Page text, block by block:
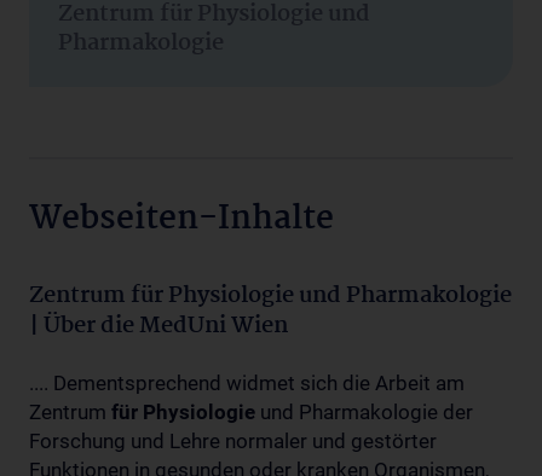
Zentrum für Physiologie und
Pharmakologie
Webseiten-Inhalte
Zentrum für Physiologie und Pharmakologie
| Über die MedUni Wien
.... Dementsprechend widmet sich die Arbeit am
Zentrum für Physiologie und Pharmakologie der
Forschung und Lehre normaler und gestörter
Funktionen in gesunden oder kranken Organismen,